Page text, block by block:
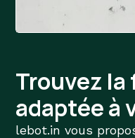
Trouvez
adaptée à
lebot.in vous